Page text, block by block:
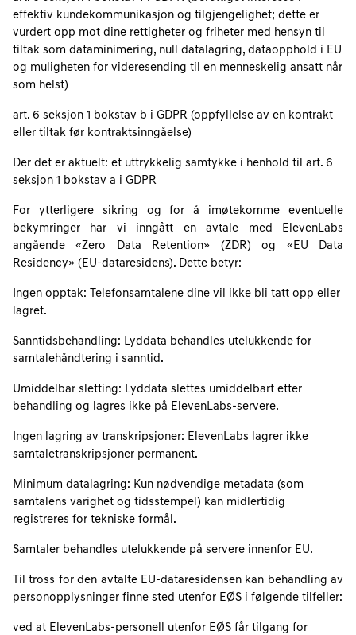
effektiv kundekommunikasjon og tilgjengelighet; dette er
vurdert opp mot dine rettigheter og friheter med hensyn til
tiltak som dataminimering, null datalagring, dataopphold i EU
og muligheten for videresending til en menneskelig ansatt når
som helst)
art. 6 seksjon 1 bokstav b i GDPR (oppfyllelse av en kontrakt
eller tiltak før kontraktsinngåelse)
Der det er aktuelt: et uttrykkelig samtykke i henhold til art. 6
seksjon 1 bokstav a i GDPR
For ytterligere sikring og for å imøtekomme eventuelle
bekymringer har vi inngått en avtale med ElevenLabs
angående «Zero Data Retention» (ZDR) og «EU Data
Residency» (EU-dataresidens). Dette betyr:
Ingen opptak: Telefonsamtalene dine vil ikke bli tatt opp eller
lagret.
Sanntidsbehandling: Lyddata behandles utelukkende for
samtalehåndtering i sanntid.
Umiddelbar sletting: Lyddata slettes umiddelbart etter
behandling og lagres ikke på ElevenLabs-servere.
Ingen lagring av transkripsjoner: ElevenLabs lagrer ikke
samtaletranskripsjoner permanent.
Minimum datalagring: Kun nødvendige metadata (som
samtalens varighet og tidsstempel) kan midlertidig
registreres for tekniske formål.
Samtaler behandles utelukkende på servere innenfor EU.
Til tross for den avtalte EU‑dataresidensen kan behandling av
personopplysninger finne sted utenfor EØS i følgende tilfeller:
ved at ElevenLabs‑personell utenfor EØS får tilgang for